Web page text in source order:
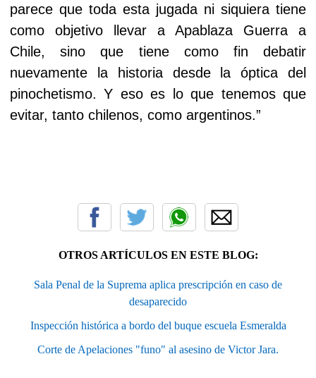
parece que toda esta jugada ni siquiera tiene
como objetivo llevar a Apablaza Guerra a
Chile, sino que tiene como fin debatir
nuevamente la historia desde la óptica del
pinochetismo. Y eso es lo que tenemos que
evitar, tanto chilenos, como argentinos.”
OTROS ARTÍCULOS EN ESTE BLOG:
Sala Penal de la Suprema aplica prescripción en caso de
desaparecido
Inspección histórica a bordo del buque escuela Esmeralda
Corte de Apelaciones "funo" al asesino de Victor Jara.